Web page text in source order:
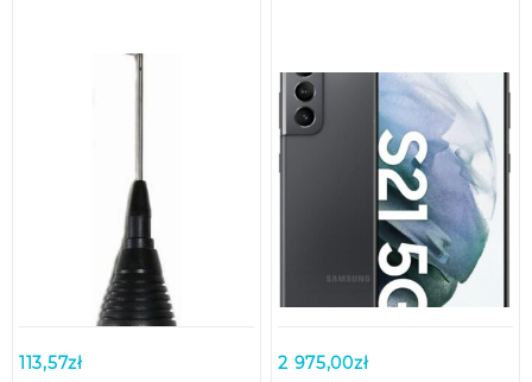
113,57zł 2 975,00zł